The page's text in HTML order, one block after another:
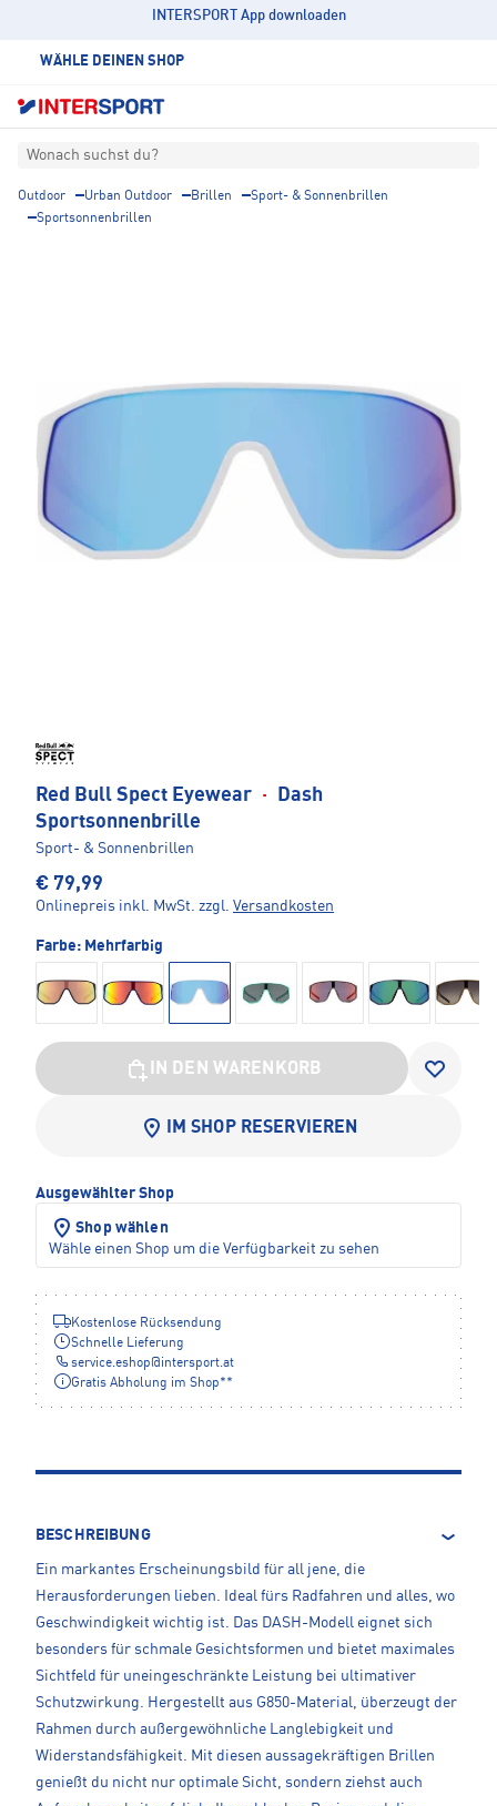
INTERSPORT App downloaden
WÄHLE DEINEN SHOP
Wonach suchst du?
Outdoor Urban Outdoor Brillen
Sport- & Sonnenbrillen
Sportsonnenbrillen
Red Bull Spect Eyewear ·
Dash
Sportsonnenbrille
Sport- & Sonnenbrillen
€ 79,99
Onlinepreis inkl. MwSt. zzgl. Versandkosten
Farbe: Mehrfarbig
IN DEN WARENKORB
IM SHOP RESERVIEREN
Ausgewählter Shop
Shop wählen
Wähle einen Shop um die Verfügbarkeit zu sehen
Kostenlose Rücksendung
Schnelle Lieferung
service.eshop@intersport.at
Gratis Abholung im Shop**
BESCHREIBUNG
Ein markantes Erscheinungsbild für all jene, die
Herausforderungen lieben. Ideal fürs Radfahren und alles, wo
Geschwindigkeit wichtig ist. Das DASH-Modell eignet sich
besonders für schmale Gesichtsformen und bietet maximales
Sichtfeld für uneingeschränkte Leistung bei ultimativer
Schutzwirkung. Hergestellt aus G850-Material, überzeugt der
Rahmen durch außergewöhnliche Langlebigkeit und
Widerstandsfähigkeit. Mit diesen aussagekräftigen Brillen
genießt du nicht nur optimale Sicht, sondern ziehst auch